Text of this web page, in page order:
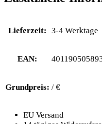
Lieferzeit: 3-4 Werktage
EAN:
Grundpreis: / €
EU Versand